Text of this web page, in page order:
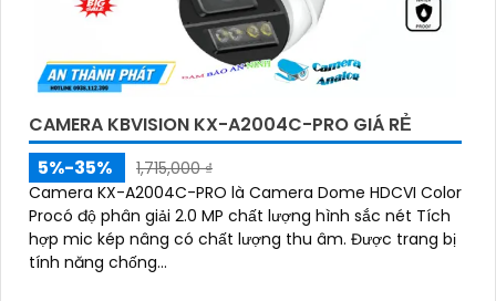
CAMERA KBVISION KX-A2004C-PRO GIÁ RẺ
5%-35%
1,715,000 ₫
Camera KX-A2004C-PRO là Camera Dome HDCVI Color
Procó độ phân giải 2.0 MP chất lượng hình sắc nét Tích
hợp mic kép nâng có chất lượng thu âm. Được trang bị
tính năng chống...